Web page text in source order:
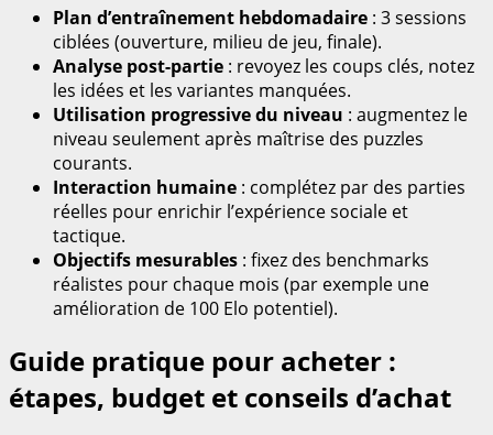
Plan d’entraînement hebdomadaire : 3 sessions
ciblées (ouverture, milieu de jeu, finale).
Analyse post-partie : revoyez les coups clés, notez
les idées et les variantes manquées.
Utilisation progressive du niveau : augmentez le
niveau seulement après maîtrise des puzzles
courants.
Interaction humaine : complétez par des parties
réelles pour enrichir l’expérience sociale et
tactique.
Objectifs mesurables : fixez des benchmarks
réalistes pour chaque mois (par exemple une
amélioration de 100 Elo potentiel).
Guide pratique pour acheter :
étapes, budget et conseils d’achat